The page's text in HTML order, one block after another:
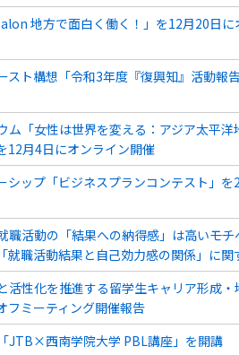
地方で面白く働く！」を12月20日に
スト構想「令和3年度『復興知』活動報
ム「女性は世界を変える：アジア太平洋
12月4日にオンライン開催
シップ「ビジネスプランコンテスト」を
活動の「結果への納得感」は高い――モチ
就職活動結果と自己効力感の関係」に関
活性化を推進する留学生キャリア形成・
フミーティング開催報告
JTB×西南学院大学 PBL講座」を開講